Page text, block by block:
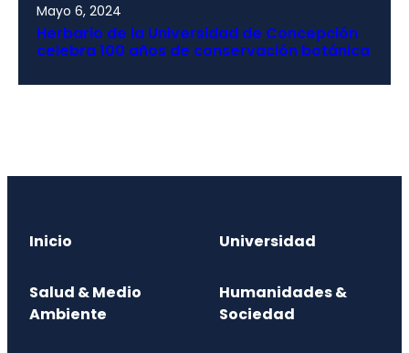
Mayo 6, 2024
Herbario de la Universidad de Concepción
celebra 100 años de conservación botánica
Inicio Universidad
Salud & Medio
Ambiente
Humanidades &
Sociedad